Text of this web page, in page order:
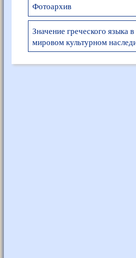
Фотоархив
Значение греческого языка в
мировом культурном